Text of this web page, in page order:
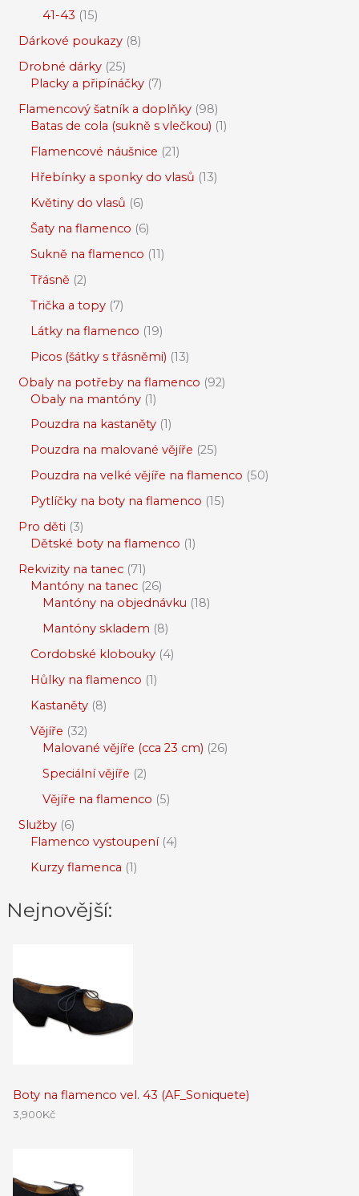
41-43 15
Dárkové poukazy 8
Drobné dárky 25
Placky a připínáčky 7
Flamencový šatník a doplňky 98
Batas de cola (sukně s vlečkou) 1
Flamencové náušnice 21
Hřebínky a sponky do vlasů 13
Květiny do vlasů 6
Šaty na flamenco 6
Sukně na flamenco 11
Třásně 2
Trička a topy 7
Látky na flamenco 19
Picos (šátky s třásněmi) 13
Obaly na potřeby na flamenco 92
Obaly na mantóny 1
Pouzdra na kastaněty 1
Pouzdra na malované vějíře 25
Pouzdra na velké vějíře na flamenco 50
Pytlíčky na boty na flamenco 15
Pro děti 3
Dětské boty na flamenco 1
Rekvizity na tanec 71
Mantóny na tanec 26
Mantóny na objednávku 18
Mantóny skladem 8
Cordobské klobouky 4
Hůlky na flamenco 1
Kastaněty 8
Vějíře 32
Malované vějíře (cca 23 cm) 26
Speciální vějíře 2
Vějíře na flamenco 5
Služby 6
Flamenco vystoupení 4
Kurzy flamenca 1
Nejnovější:
Boty na flamenco vel. 43 (AF_Soniquete)
3,900Kč